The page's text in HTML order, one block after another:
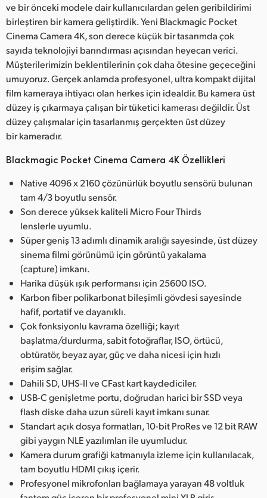
ve bir önceki modele dair kullanıcılardan gelen geribildirimi
birleştiren bir kamera geliştirdik. Yeni Blackmagic Pocket
Cinema Camera 4K, son derece küçük bir tasarımda çok
sayıda teknolojiyi barındırması açısından heyecan verici.
Müşterilerimizin beklentilerinin çok daha ötesine geçeceğini
umuyoruz. Gerçek anlamda profesyonel, ultra kompakt dijital
film kameraya ihtiyacı olan herkes için idealdir. Bu kamera üst
düzey iş çıkarmaya çalışan bir tüketici kamerası değildir. Üst
düzey çalışmalar için tasarlanmış gerçekten üst düzey
bir kameradır.
Blackmagic Pocket Cinema Camera 4K Özellikleri
Native 4096 x 2160 çözünürlük boyutlu sensörü bulunan
tam 4/3 boyutlu sensör.
Son derece yüksek kaliteli Micro Four Thirds
lenslerle uyumlu.
Süper geniş 13 adımlı dinamik aralığı sayesinde, üst düzey
sinema filmi görünümü için görüntü yakalama
(capture) imkanı.
Harika düşük ışık performansı için 25600 ISO.
Karbon fiber polikarbonat bileşimli gövdesi sayesinde
hafif, portatif ve dayanıklı.
Çok fonksiyonlu kavrama özelliği; kayıt
başlatma/durdurma, sabit fotoğraflar, ISO, örtücü,
obtüratör, beyaz ayar, güç ve daha nicesi için hızlı
erişim sağlar.
Dahili SD, UHS-II ve CFast kart kaydediciler.
USB-C genişletme portu, doğrudan harici bir SSD veya
flash diske daha uzun süreli kayıt imkanı sunar.
Standart açık dosya formatları, 10-bit ProRes ve 12 bit RAW
gibi yaygın NLE yazılımları ile uyumludur.
Kamera durum grafiği katmanıyla izleme için kullanılacak,
tam boyutlu HDMI çıkış içerir.
Profesyonel mikrofonları bağlamaya yarayan 48 voltluk